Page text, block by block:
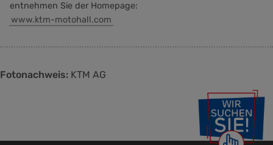
entnehmen Sie der Homepage:
www.ktm-motohall.com
Fotonachweis: KTM AG